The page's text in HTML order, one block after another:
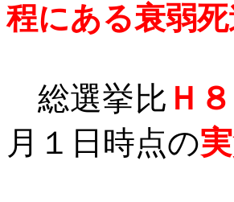
程にある衰弱
総選挙比 Ｈ
月１日時点の